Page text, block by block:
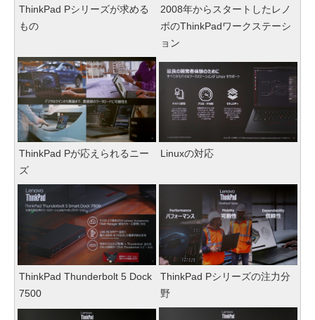
ThinkPad Pシリーズが求める
もの
2008年からスタートしたレノ
ボのThinkPadワークステーシ
ョン
ThinkPad Pが応えられるニー
ズ
Linuxの対応
ThinkPad Thunderbolt 5 Dock
7500
ThinkPad Pシリーズの注力分
野